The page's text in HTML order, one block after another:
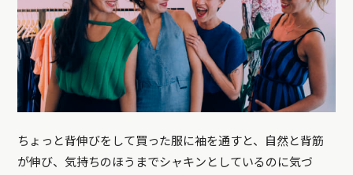
ちょっと背伸びをして買った服に袖を通すと、自然と背筋
が伸び、気持ちのほうまでシャキンとしているのに気づ